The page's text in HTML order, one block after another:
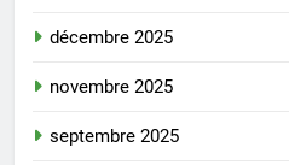
décembre 2025
novembre 2025
septembre 2025